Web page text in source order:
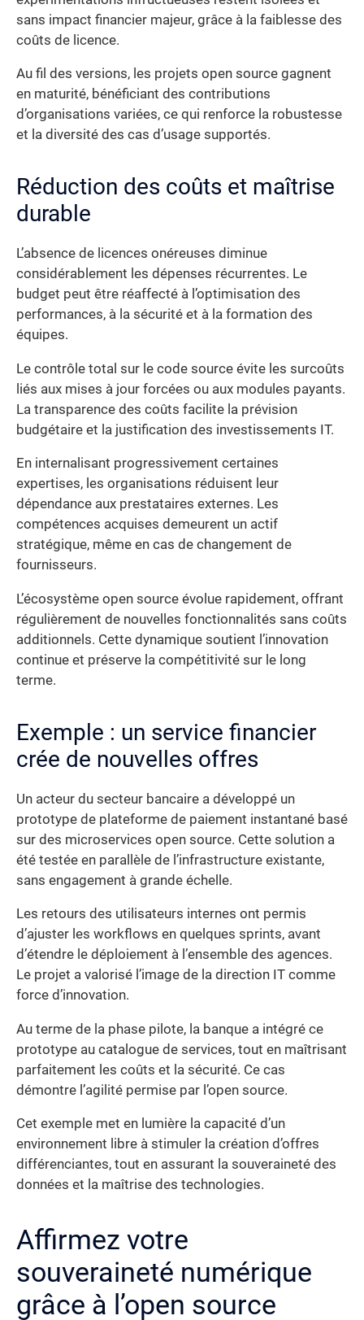
sans impact financier majeur, grâce à la faiblesse des
coûts de licence.
Au fil des versions, les projets open source gagnent
en maturité, bénéficiant des contributions
d’organisations variées, ce qui renforce la robustesse
et la diversité des cas d’usage supportés.
Réduction des coûts et maîtrise
durable
L’absence de licences onéreuses diminue
considérablement les dépenses récurrentes. Le
budget peut être réaffecté à l’optimisation des
performances, à la sécurité et à la formation des
équipes.
Le contrôle total sur le code source évite les surcoûts
liés aux mises à jour forcées ou aux modules payants.
La transparence des coûts facilite la prévision
budgétaire et la justification des investissements IT.
En internalisant progressivement certaines
expertises, les organisations réduisent leur
dépendance aux prestataires externes. Les
compétences acquises demeurent un actif
stratégique, même en cas de changement de
fournisseurs.
L’écosystème open source évolue rapidement, offrant
régulièrement de nouvelles fonctionnalités sans coûts
additionnels. Cette dynamique soutient l’innovation
continue et préserve la compétitivité sur le long
terme.
Exemple : un service financier
crée de nouvelles offres
Un acteur du secteur bancaire a développé un
prototype de plateforme de paiement instantané basé
sur des microservices open source. Cette solution a
été testée en parallèle de l’infrastructure existante,
sans engagement à grande échelle.
Les retours des utilisateurs internes ont permis
d’ajuster les workflows en quelques sprints, avant
d’étendre le déploiement à l’ensemble des agences.
Le projet a valorisé l’image de la direction IT comme
force d’innovation.
Au terme de la phase pilote, la banque a intégré ce
prototype au catalogue de services, tout en maîtrisant
parfaitement les coûts et la sécurité. Ce cas
démontre l’agilité permise par l’open source.
Cet exemple met en lumière la capacité d’un
environnement libre à stimuler la création d’offres
différenciantes, tout en assurant la souveraineté des
données et la maîtrise des technologies.
Affirmez votre
souveraineté numérique
grâce à l’open source